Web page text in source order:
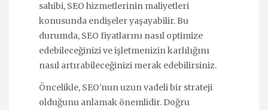
sahibi, SEO hizmetlerinin maliyetleri
konusunda endişeler yaşayabilir. Bu
durumda, SEO fiyatlarını nasıl optimize
edebileceğinizi ve işletmenizin karlılığını
nasıl artırabileceğinizi merak edebilirsiniz.
Öncelikle, SEO'nun uzun vadeli bir strateji
olduğunu anlamak önemlidir. Doğru